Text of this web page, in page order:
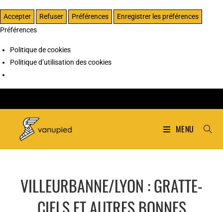
Accepter Refuser Préférences
Enregistrer les préférences
Préférences
Politique de cookies
Politique d’utilisation des cookies
MENU
VILLEURBANNE/LYON : GRATTE-
CIELS ET AUTRES BONNES